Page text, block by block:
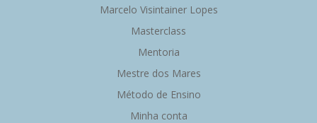
Marcelo Visintainer Lopes
Masterclass
Mentoria
Mestre dos Mares
Método de Ensino
Minha conta